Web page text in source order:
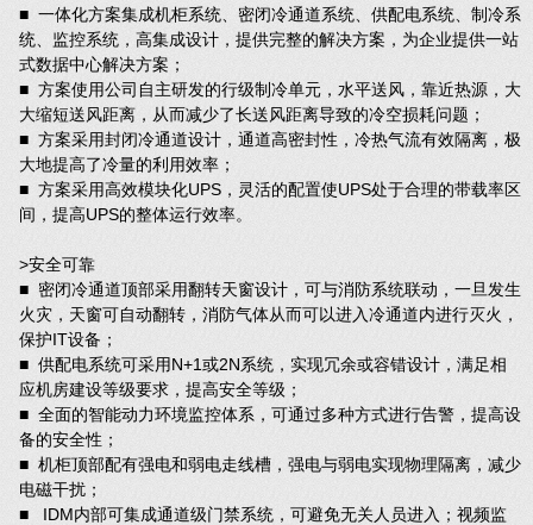
■ 一体化方案集成机柜系统、密闭冷通道系统、供配电系统、制冷系
统、监控系统，高集成设计，提供完整的解决方案，为企业提供一站
式数据中心解决方案；
■ 方案使用公司自主研发的行级制冷单元，水平送风，靠近热源，大
大缩短送风距离，从而减少了长送风距离导致的冷空损耗问题；
■ 方案采用封闭冷通道设计，通道高密封性，冷热气流有效隔离，极
大地提高了冷量的利用效率；
■ 方案采用高效模块化UPS，灵活的配置使UPS处于合理的带载率区
间，提高UPS的整体运行效率。
>安全可靠
■ 密闭冷通道顶部采用翻转天窗设计，可与消防系统联动，一旦发生
火灾，天窗可自动翻转，消防气体从而可以进入冷通道内进行灭火，
保护IT设备；
■ 供配电系统可采用N+1或2N系统，实现冗余或容错设计，满足相
应机房建设等级要求，提高安全等级；
■ 全面的智能动力环境监控体系，可通过多种方式进行告警，提高设
备的安全性；
■ 机柜顶部配有强电和弱电走线槽，强电与弱电实现物理隔离，减少
电磁干扰；
■ IDM内部可集成通道级门禁系统，可避免无关人员进入；视频监